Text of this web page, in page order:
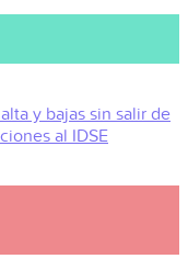
y bajas sin salir de
al IDSE